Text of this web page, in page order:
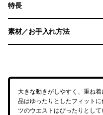
特長
素材／お手入れ方法
大きな動きがしやすく、重ね
品はゆったりとしたフィット
ツのウエストはぴったりとし